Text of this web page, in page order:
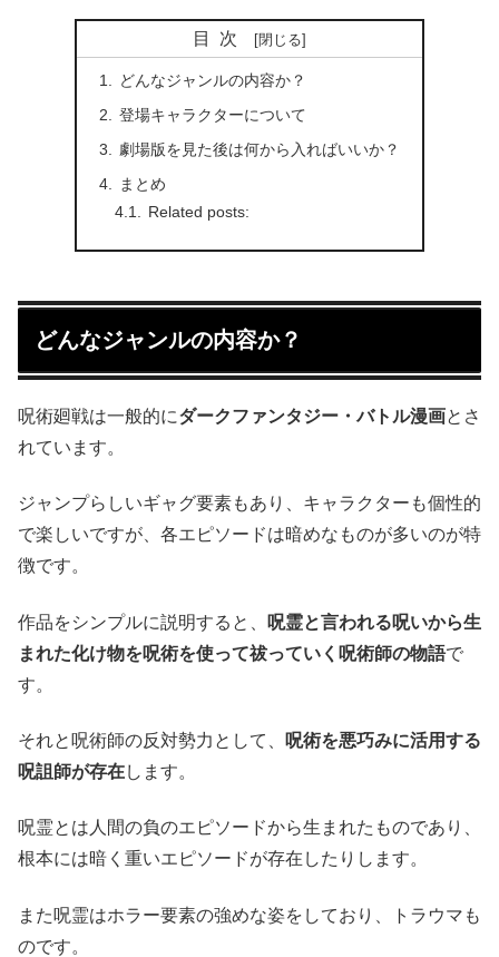
目次
どんなジャンルの内容か？
登場キャラクターについて
劇場版を見た後は何から入ればいいか？
まとめ
Related posts:
どんなジャンルの内容か？
呪術廻戦は一般的にダークファンタジー・バトル漫画とさ
れています。
ジャンプらしいギャグ要素もあり、キャラクターも個性的
で楽しいですが、各エピソードは暗めなものが多いのが特
徴です。
作品をシンプルに説明すると、
呪霊と言われる呪いから生
まれた化け物を呪術を使って祓っていく呪術師の物語で
す。
それと呪術師の反対勢力として、
呪術を悪巧みに活用する
呪詛師が存在します。
呪霊とは人間の負のエピソードから生まれたものであり、
根本には暗く重いエピソードが存在したりします。
また呪霊はホラー要素の強めな姿をしており、トラウマも
のです。